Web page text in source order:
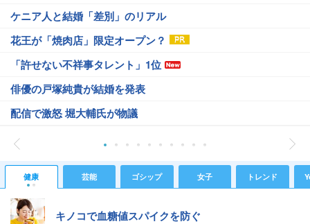
ケニア人と結婚「差別」のリアル
花王が「焼肉店」限定オープン？
「許せない不祥事タレント」1位
俳優の戸塚純貴が結婚を発表
配信で激怒 堀大輔氏が物議
健康 芸能 ゴシップ 女子 トレンド
キノコで血糖値スパイクを防ぐ